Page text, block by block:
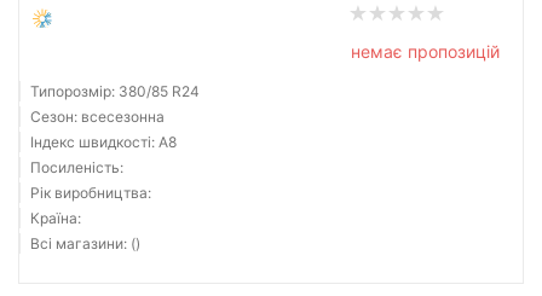
немає пропозицій
Типорозмір: 380/85 R24
Сезон: всесезонна
Індекс швидкості: A8
Посиленість:
Рік виробництва:
Країна:
Всі магазини: ()